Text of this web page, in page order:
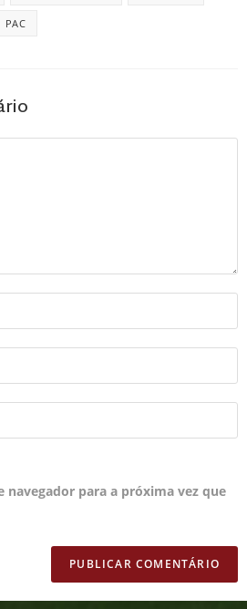
PAC
navegador para a próxima vez que